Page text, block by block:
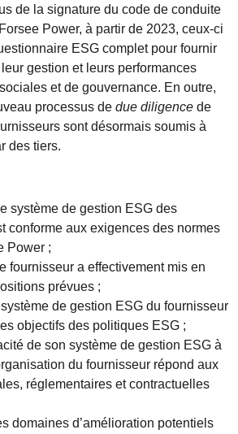
de la signature du code de conduite
Power, à partir de 2023, ceux-ci
ESG complet pour fournir
gestion et leurs performances
et de gouvernance. En outre,
processus de due diligence de
sont désormais soumis à
des tiers.
système de gestion ESG des
conforme aux exigences des normes
Power ;
fournisseur a effectivement mis en
prévues ;
de gestion ESG du fournisseur
objectifs des politiques ESG ;
de son système de gestion ESG à
du fournisseur répond aux
réglementaires et contractuelles
domaines d’amélioration potentiels